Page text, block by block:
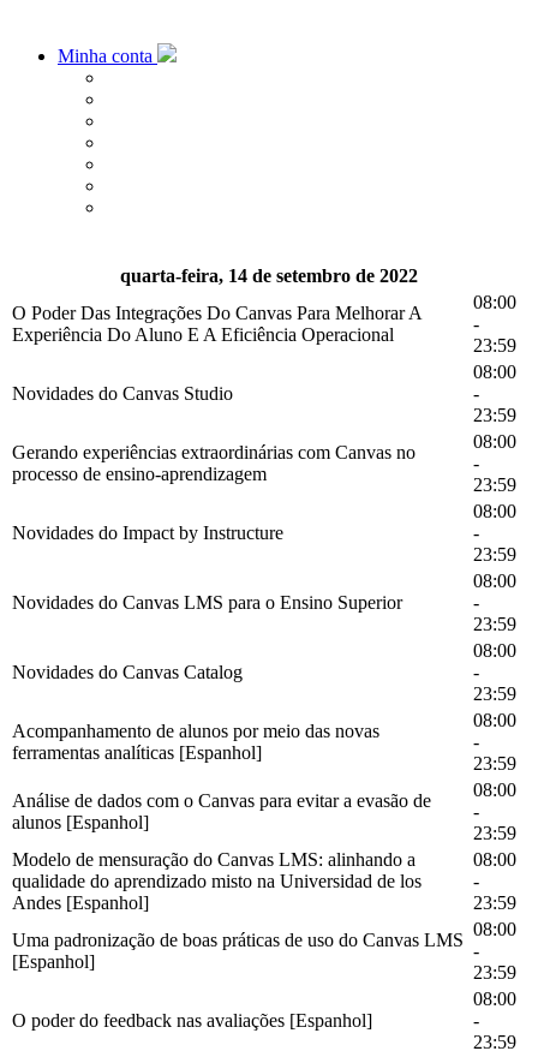
Minha conta
quarta-feira, 14 de setembro de 2022
O Poder Das Integrações Do Canvas Para Melhorar A
Experiência Do Aluno E A Eficiência Operacional
08:00
-
23:59
Novidades do Canvas Studio
08:00
-
23:59
Gerando experiências extraordinárias com Canvas no
processo de ensino-aprendizagem
08:00
-
23:59
Novidades do Impact by Instructure
08:00
-
23:59
Novidades do Canvas LMS para o Ensino Superior
08:00
-
23:59
Novidades do Canvas Catalog
08:00
-
23:59
Acompanhamento de alunos por meio das novas
ferramentas analíticas [Espanhol]
08:00
-
23:59
Análise de dados com o Canvas para evitar a evasão de
alunos [Espanhol]
08:00
-
23:59
Modelo de mensuração do Canvas LMS: alinhando a
qualidade do aprendizado misto na Universidad de los
Andes [Espanhol]
08:00
-
23:59
Uma padronização de boas práticas de uso do Canvas LMS
[Espanhol]
08:00
-
23:59
O poder do feedback nas avaliações [Espanhol]
08:00
-
23:59